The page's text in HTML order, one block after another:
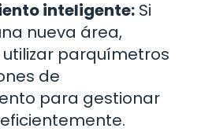
inteligente: Si
nueva área,
parquímetros
de
para gestionar